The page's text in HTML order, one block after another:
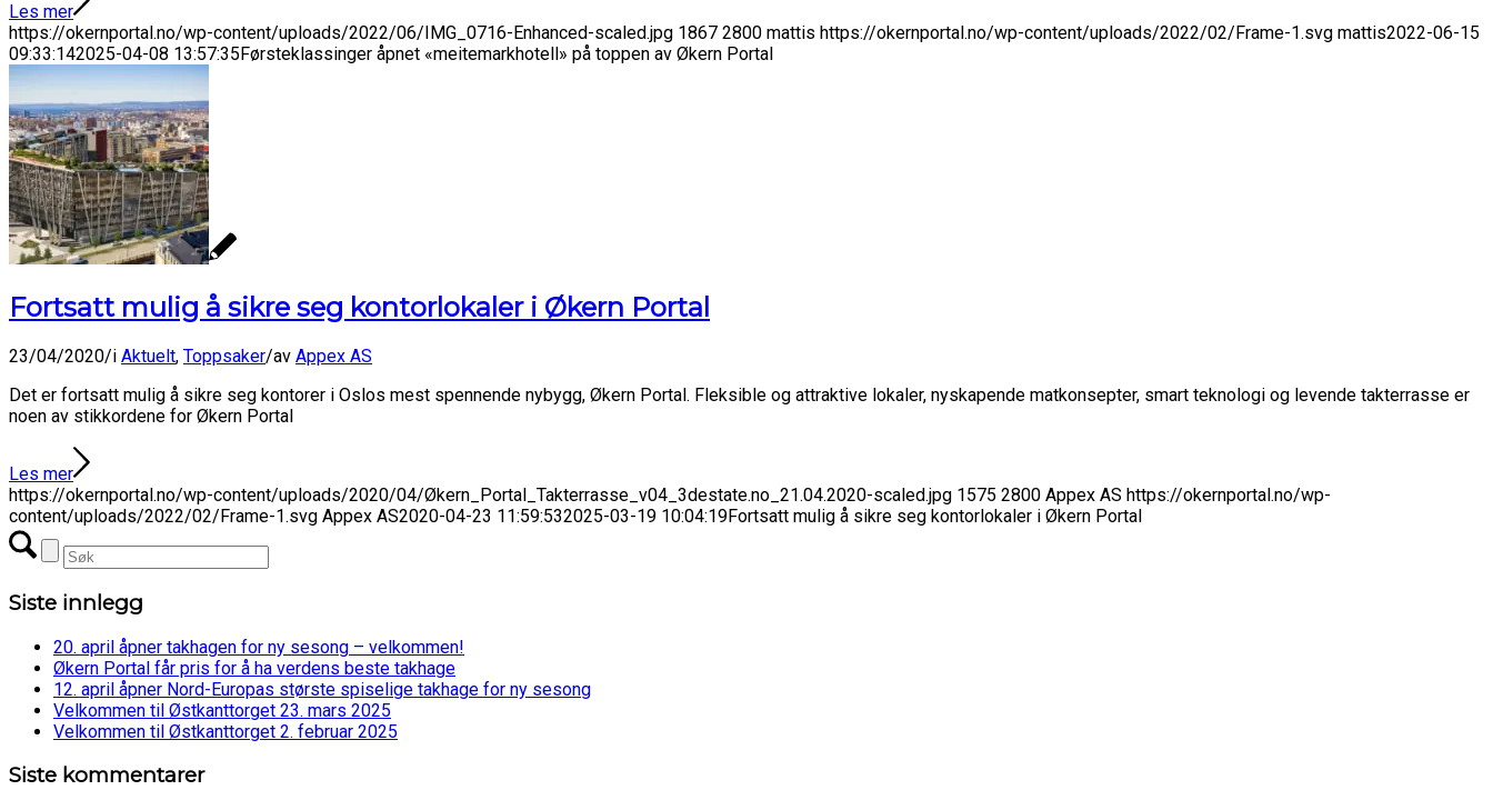
Les mer
https://okernportal.no/wp-content/uploads/2022/06/IMG_0716-Enhanced-scaled.jpg 1867 2800 mattis https://okernportal.no/wp-content/uploads/2022/02/Frame-1.svg mattis2022-06-15
09:33:142025-04-08 13:57:35 Førsteklassinger åpnet «meitemarkhotell» på toppen av Økern Portal
Fortsatt mulig å sikre seg kontorlokaler i Økern Portal
23/04/2020/i Aktuelt, Toppsaker/av Appex AS
Det er fortsatt mulig å sikre seg kontorer i Oslos mest spennende nybygg, Økern Portal. Fleksible og attraktive lokaler, nyskapende matkonsepter, smart teknologi og levende takterrasse er
noen av stikkordene for Økern Portal
Les mer
https://okernportal.no/wp-content/uploads/2020/04/Økern_Portal_Takterrasse_v04_3destate.no_21.04.2020-scaled.jpg 1575 2800 Appex AS https://okernportal.no/wp-
content/uploads/2022/02/Frame-1.svg Appex AS2020-04-23 11:59:532025-03-19 10:04:19Fortsatt mulig å sikre seg kontorlokaler i Økern Portal
Siste innlegg
20. april åpner takhagen for ny sesong – velkommen!
Økern Portal får pris for å ha verdens beste takhage
12. april åpner Nord-Europas største spiselige takhage for ny sesong
Velkommen til Østkanttorget 23. mars 2025
Velkommen til Østkanttorget 2. februar 2025
Siste kommentarer